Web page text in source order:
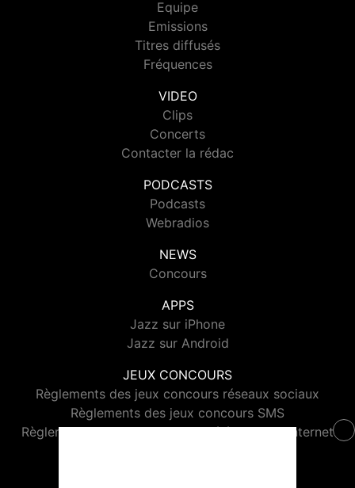
Equipe
Emissions
Titres diffusés
Fréquences
VIDEO
Clips
Concerts
Contacter la rédac
PODCASTS
Podcasts
Webradios
NEWS
Concours
APPS
Jazz sur iPhone
Jazz sur Android
JEUX CONCOURS
Règlements des jeux concours réseaux sociaux
Règlements des jeux concours SMS
Règlements des jeux concours téléphone et internet